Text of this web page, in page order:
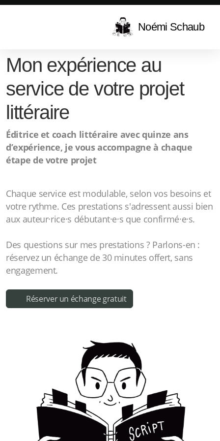
Noémi Schaub
Mon expérience au
service de votre projet
littéraire
Éditrice et coach littéraire avec quinze ans
d’expérience, je vous accompagne à chaque
étape de votre projet
Chaque service est modulable, selon vos besoins et
votre rythme. Ces prestations s'adressent aussi bien
aux auteur·rice·s débutant·e·s que confirmé·e·s.
Des questions sur mes prestations ? Parlons-en :
réservez un échange de 30 minutes offert, sans
engagement.
Réserver un échange gratuit